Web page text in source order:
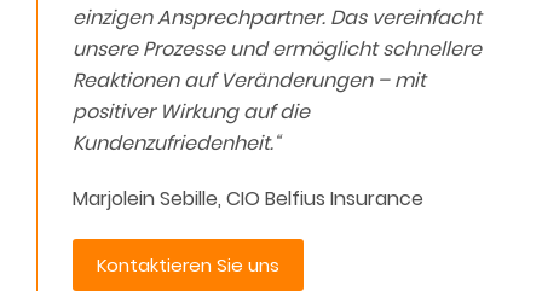
einzigen Ansprechpartner. Das vereinfacht
unsere Prozesse und ermöglicht schnellere
Reaktionen auf Veränderungen – mit
positiver Wirkung auf die
Kundenzufriedenheit.“
Marjolein Sebille, CIO Belfius Insurance
Kontaktieren Sie uns